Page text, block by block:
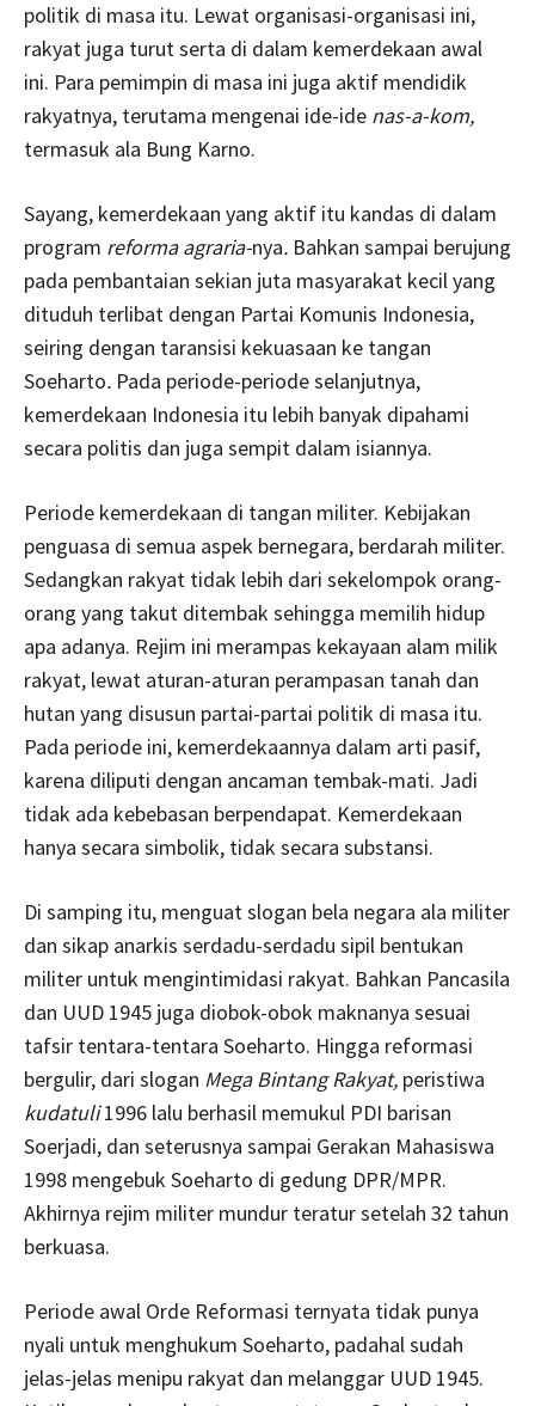
politik di masa itu. Lewat organisasi-organisasi ini,
rakyat juga turut serta di dalam kemerdekaan awal
ini. Para pemimpin di masa ini juga aktif mendidik
rakyatnya, terutama mengenai ide-ide nas-a-kom,
termasuk ala Bung Karno.
Sayang, kemerdekaan yang aktif itu kandas di dalam
program reforma agraria-nya. Bahkan sampai berujung
pada pembantaian sekian juta masyarakat kecil yang
dituduh terlibat dengan Partai Komunis Indonesia,
seiring dengan taransisi kekuasaan ke tangan
Soeharto. Pada periode-periode selanjutnya,
kemerdekaan Indonesia itu lebih banyak dipahami
secara politis dan juga sempit dalam isiannya.
Periode kemerdekaan di tangan militer. Kebijakan
penguasa di semua aspek bernegara, berdarah militer.
Sedangkan rakyat tidak lebih dari sekelompok orang-
orang yang takut ditembak sehingga memilih hidup
apa adanya. Rejim ini merampas kekayaan alam milik
rakyat, lewat aturan-aturan perampasan tanah dan
hutan yang disusun partai-partai politik di masa itu.
Pada periode ini, kemerdekaannya dalam arti pasif,
karena diliputi dengan ancaman tembak-mati. Jadi
tidak ada kebebasan berpendapat. Kemerdekaan
hanya secara simbolik, tidak secara substansi.
Di samping itu, menguat slogan bela negara ala militer
dan sikap anarkis serdadu-serdadu sipil bentukan
militer untuk mengintimidasi rakyat. Bahkan Pancasila
dan UUD 1945 juga diobok-obok maknanya sesuai
tafsir tentara-tentara Soeharto. Hingga reformasi
bergulir, dari slogan Mega Bintang Rakyat, peristiwa
kudatuli1996 lalu berhasil memukul PDI barisan
Soerjadi, dan seterusnya sampai Gerakan Mahasiswa
1998 mengebuk Soeharto di gedung DPR/MPR.
Akhirnya rejim militer mundur teratur setelah 32 tahun
berkuasa.
Periode awal Orde Reformasi ternyata tidak punya
nyali untuk menghukum Soeharto, padahal sudah
jelas-jelas menipu rakyat dan melanggar UUD 1945.